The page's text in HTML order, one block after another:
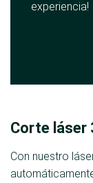
experiencia!
Corte láser
Con nuestro